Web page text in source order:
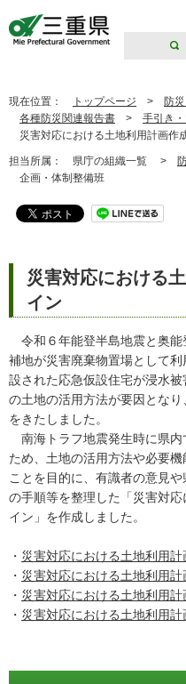
現在位置： トップページ > 防
各種防災関連報告書 > 手引き
災害対応における土地利用計画作
担当所属： 県庁の組織一覧 >
企画・体制整備班
災害対応における
イン
令和６年能登半島地震と奥能
補地が災害廃棄物置場として
設された応急仮設住宅が浸水
の土地の活用方法が要因とな
をきたしました。
南海トラフ地震発生時に県内
ため、土地の活用方法や必要
ことを目的に、有識者の意見
の手順等を整理した「災害対
イン」を作成しました。
・ 災害対応における土地利用計
・ 災害対応における土地利用計
・ 災害対応における土地利用計
・ 災害対応における土地利用計